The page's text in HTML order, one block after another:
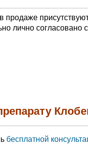
продаже
лично согласовано
бесплатной